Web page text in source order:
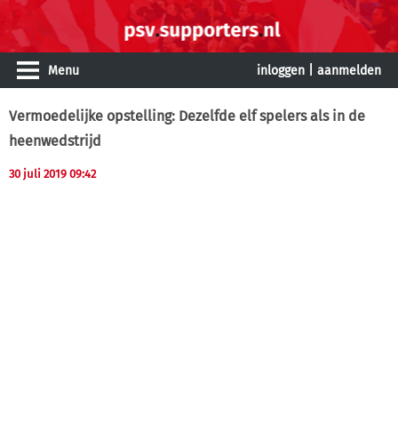
Menu inloggen aanmelden
Vermoedelijke opstelling: Dezelfde elf spelers als in de
heenwedstrijd
30 juli 2019 09:42